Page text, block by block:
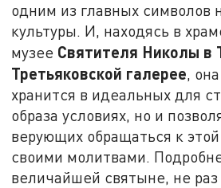
одним из главных символов
культуры. И, находясь в
музее Святителя Николы в
Третьяковской галерее,
хранится в идеальных для
образа условиях, но и
верующих обращаться к
своими молитвами.
величайшей святыне, не